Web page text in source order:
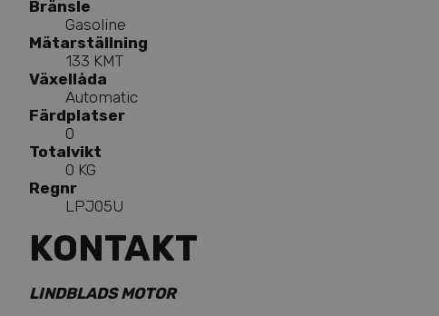
Bränsle
Gasoline
Mätarställning
133 KMT
Växellåda
Automatic
Färdplatser
0
Totalvikt
0 KG
Regnr
LPJ05U
KONTAKT
LINDBLADS MOTOR